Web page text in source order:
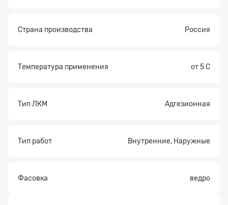
Страна производства Россия
Температура применения от 5 C
Тип ЛКМ Адгезионная
Тип работ Внутренние, Наружные
Фасовка ведро